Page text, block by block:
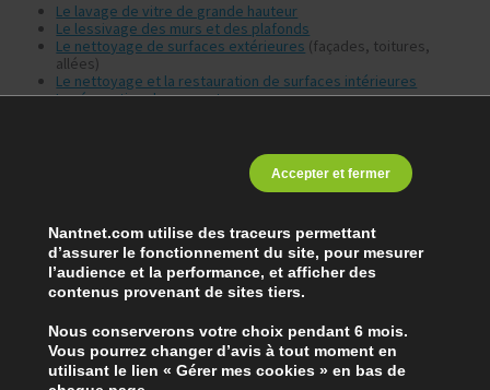
Le lavage de vitre de grande hauteur
Le lessivage des murs et des plafonds
Le nettoyage de surfaces extérieures (façades, toitures,
allées)
Le nettoyage et la restauration de surfaces intérieures
La rénovation de parquet
La zone d’intervention de Nantnet
spécifiques auprès des entreprises et des collectivités
l’ensemble de la Loire-Atlantique.
Nantnet.com utilise des traceurs permettant
d’assurer le fonctionnement du site, pour mesurer
l’audience et la performance, et afficher des
contenus provenant de sites tiers.
Nous conserverons votre choix pendant 6 mois.
Vous pourrez changer d’avis à tout moment en
utilisant le lien « Gérer mes cookies » en bas de
Accepter et fermer